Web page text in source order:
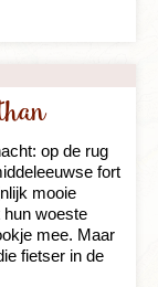
op de rug
fort
mooie
woeste
mee. Maar
fietser in de